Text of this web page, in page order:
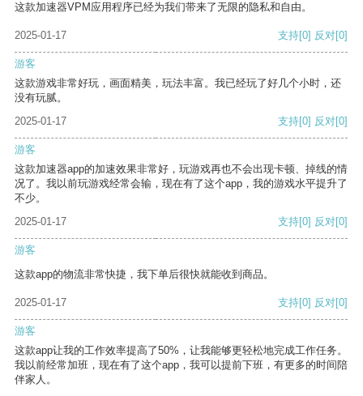
这款加速器VPM应用程序已经为我们带来了无限的隐私和自由。
2025-01-17 支持[0] 反对[0]
游客
这款游戏非常好玩，画面精美，玩法丰富。我已经玩了好几个小时，还
没有玩腻。
2025-01-17
支持[0] 反对[0]
游客
这款加速器app的加速效果非常好，玩游戏再也不会出现卡顿、掉线的情
况了。我以前玩游戏经常会输，现在有了这个app，我的游戏水平提升了
不少。
2025-01-17
支持[0] 反对[0]
游客
这款app的物流非常快捷，我下单后很快就能收到商品。
2025-01-17 支持[0] 反对[0]
游客
这款app让我的工作效率提高了50%，让我能够更轻松地完成工作任务。
我以前经常加班，现在有了这个app，我可以提前下班，有更多的时间陪
伴家人。